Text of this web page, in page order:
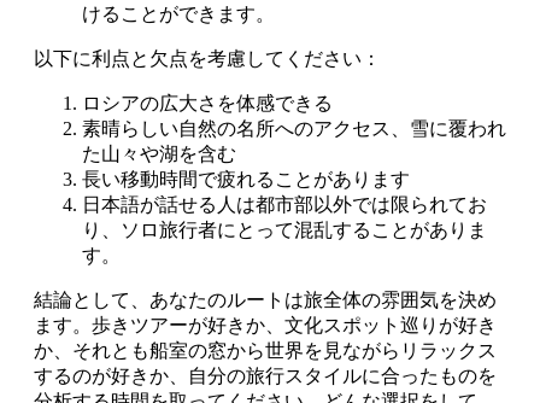
けることができます。
以下に利点と欠点を考慮してください：
ロシアの広大さを体感できる
素晴らしい自然の名所へのアクセス、雪に覆われ
た山々や湖を含む
長い移動時間で疲れることがあります
日本語が話せる人は都市部以外では限られてお
り、ソロ旅行者にとって混乱することがありま
す。
結論として、あなたのルートは旅全体の雰囲気を決め
ます。歩きツアーが好きか、文化スポット巡りが好き
か、それとも船室の窓から世界を見ながらリラックス
するのが好きか、自分の旅行スタイルに合ったものを